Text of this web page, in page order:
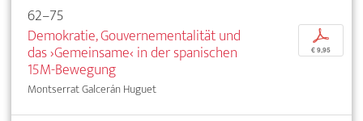
62–75
Demokratie, Gouvernementalität und
das ›Gemeinsame‹ in der spanischen
15M-Bewegung
Montserrat Galcerán Huguet
p
€ 9,95